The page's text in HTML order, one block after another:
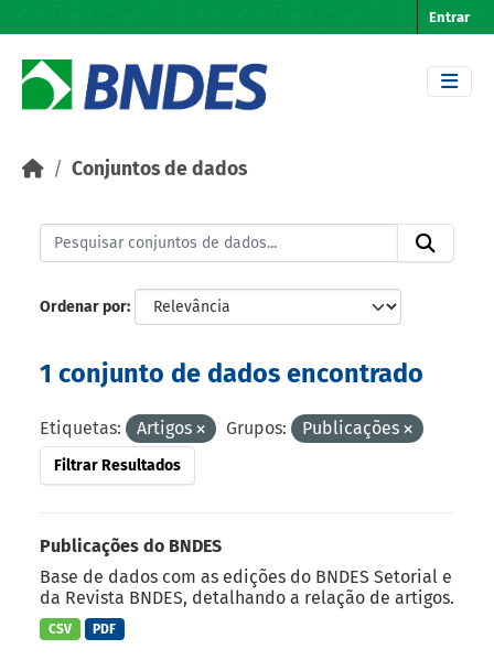
Entrar
Conjuntos de dados
Ordenar por
1 conjunto de dados encontrado
Etiquetas: Artigos Grupos: Publicações
Filtrar Resultados
Publicações do BNDES
Base de dados com as edições do BNDES Setorial e
da Revista BNDES, detalhando a relação de artigos.
CSV PDF